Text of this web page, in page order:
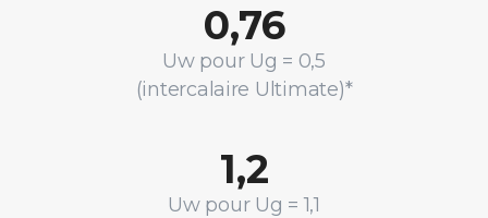
0,76
Uw pour Ug = 0,5
(intercalaire Ultimate)*
1,2
Uw pour Ug = 1,1